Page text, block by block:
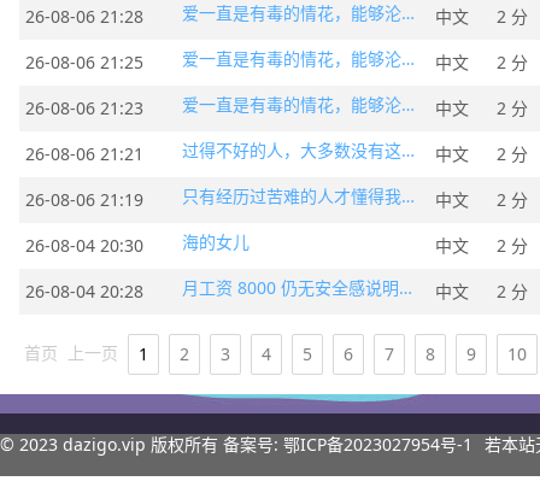
26-08-06 21:28
爱一直是有毒的情花，能够沦陷每个庸常的人 中文
2 分
26-08-06 21:25
爱一直是有毒的情花，能够沦陷每个庸常的人 中文
2 分
26-08-06 21:23
爱一直是有毒的情花，能够沦陷每个庸常的人 中文
2 分
26-08-06 21:21
过得不好的人，大多数没有这个习惯 中文
2 分
26-08-06 21:19
只有经历过苦难的人才懂得我们都是一颗贱草 中文
2 分
26-08-04 20:30
海的女儿 中文
2 分
26-08-04 20:28
月工­资 8000 仍无安全感说明什么？ 中文 2 分
首页 上一页 1 2 3 4 5 6 7 8 9 10
© 2023 dazigo.vip 版权所有 备案号: 鄂ICP备2023027954号-1 若本